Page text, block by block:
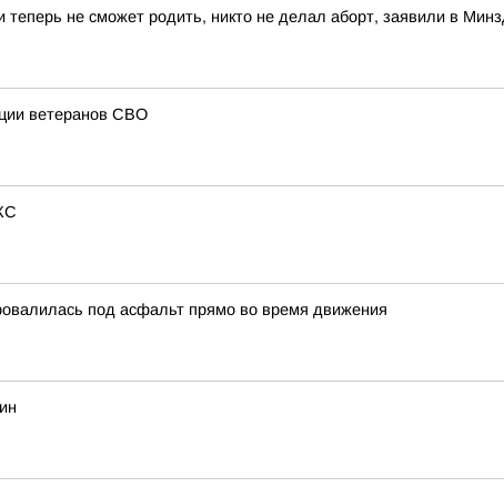
теперь не сможет родить, никто не делал аборт, заявили в
ветеранов СВО
под асфальт прямо во время движения